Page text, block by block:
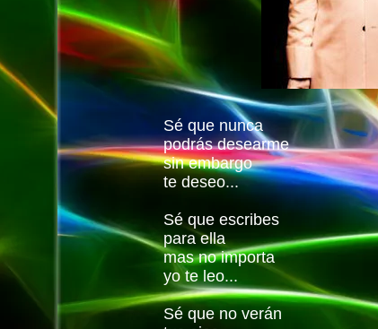
Sé que nunca
podrás desearme
sin embargo
te deseo...
Sé que escribes
para ella
mas no importa
yo te leo...
Sé que no verán